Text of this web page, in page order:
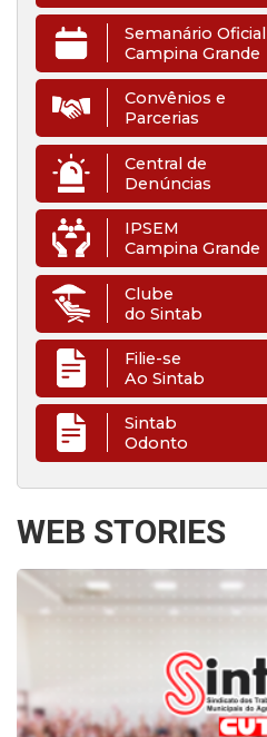
Semanário Oficial
Campina Grande
Convênios e
Parcerias
Central de
Denúncias
IPSEM
Campina Grande
Clube
do Sintab
Filie-se
Ao Sintab
Sintab
Odonto
WEB STORIES